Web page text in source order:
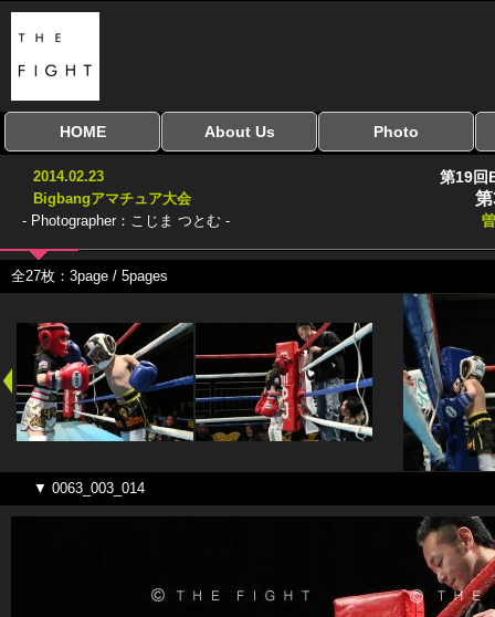
HOME
全興行を表示
ナイスミドル
アマチュアキック
協議会
全日本学生キック
建武館キッズ大会
Bigbang
おやじファイト
About Us Photo
無料ダウンロード
2014.02.23
Bigbangアマチュア大会
- Photographer：こじま つとむ -
第19回
全27枚：3page / 5pages
▼ 0063_003_014